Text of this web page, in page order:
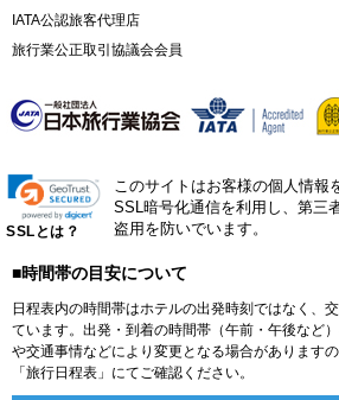
IATA公認旅客代理店
旅行業公正取引協議会会員
SSLとは？
このサイトはお客様の個人情報
SSL暗号化通信を利用し、第三
盗用を防いでいます。
■時間帯の目安について
日程表内の時間帯はホテルの出発時刻ではなく、
ています。出発・到着の時間帯（午前・午後など
や交通事情などにより変更となる場合があります
「旅行日程表」にてご確認ください。